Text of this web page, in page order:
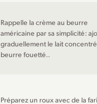
Rappelle la crème au beurre
américaine par sa simplicité:
graduellement le lait
beurre fouetté..
Préparez un roux avec de la